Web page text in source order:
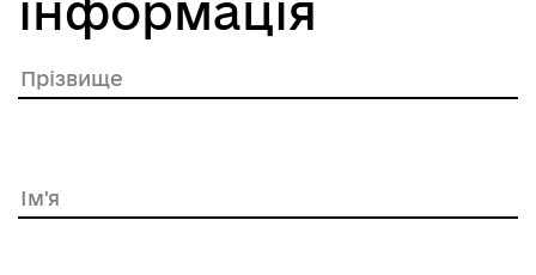
інформація
Прізвище
Ім'я